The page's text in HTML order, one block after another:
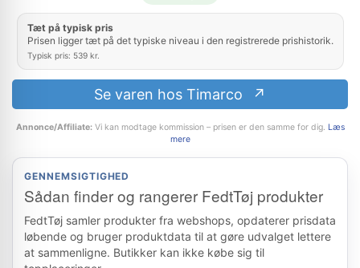
Tæt på typisk pris
Prisen ligger tæt på det typiske niveau i den registrerede prishistorik.
Typisk pris: 539 kr.
Se varen hos Timarco
Annonce/Affiliate:Vi kan modtage kommission – prisen er den samme for dig. Læs
mere
GENNEMSIGTIGHED
Sådan finder og rangerer FedtTøj produkter
FedtTøj samler produkter fra webshops, opdaterer prisdata
løbende og bruger produktdata til at gøre udvalget lettere
at sammenligne. Butikker kan ikke købe sig til